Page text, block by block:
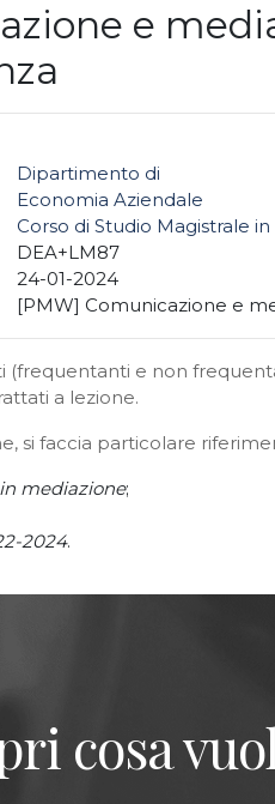
e
Dipartimento di
Economia Aziendale
Corso di Studio Magistrale
DEA+LM87
24-01-2024
[PMW] Comunicazione e
(frequentanti e non
a lezione.
si faccia particolare
mediazione;
2024.
cosa